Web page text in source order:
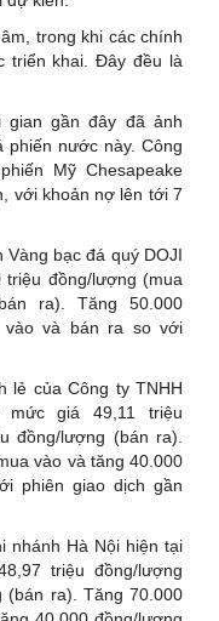
trong khi các chính
triển khai. Đây đều là
gian gần đây đã ảnh
nước này. Công
Mỹ Chesapeake
với khoản nợ lên tới 7
bạc đá quý DOJI
đồng/lượng (mua
ra). Tăng 50.000
vào và bán ra so với
lẻ của Công ty TNHH
giá 49,11 triệu
đồng/lượng (bán ra).
vào và tăng 40.000
phiên giao dịch gần
nhánh Hà Nội hiện tại
triệu đồng/lượng
(bán ra). Tăng 70.000